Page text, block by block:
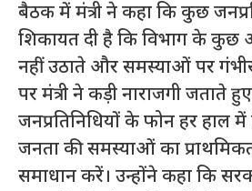
बैठक में मंत्री ने कहा कि कुछ
शिकायत दी है कि विभाग के कुछ
नहीं उठाते और समस्याओं पर
पर मंत्री ने कड़ी नाराजगी जताते
जनप्रतिनिधियों के फोन हर हाल
जनता की समस्याओं का
समाधान करें। उन्होंने कहा कि